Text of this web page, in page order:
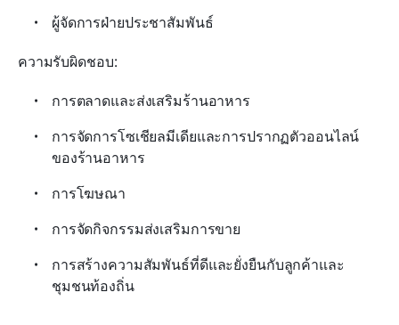
ผู้จัดการฝ่ายประชาสัมพันธ์
ความรับผิดชอบ:
การตลาดและส่งเสริมร้านอาหาร
การจัดการโซเชียลมีเดียและการปรากฏตัวออนไลน์
ของร้านอาหาร
การโฆษณา
การจัดกิจกรรมส่งเสริมการขาย
การสร้างความสัมพันธ์ที่ดีและยั่งยืนกับลูกค้าและ
ชุมชนท้องถิ่น